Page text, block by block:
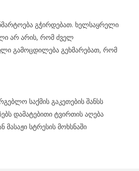
გჭირდებათ. ხელსაყრელი
არ არის, რომ ძველ
გამოცდილება გეხმარებათ, რომ
საქმის გაკეთების შანსს
დამატებითი ტვირთის აღება
სტრესის მოხსნაში